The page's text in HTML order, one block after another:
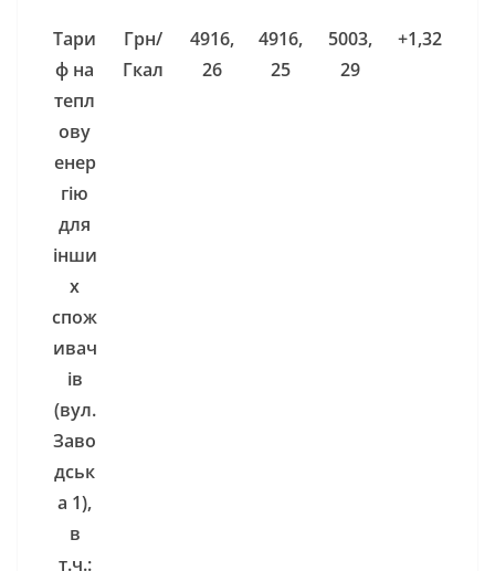
Тари
ф на
тепл
ову
енер
гію
для
інши
х
спож
ивач
ів
(вул.
Заво
дськ
а 1),
в
т.ч.:
Грн/
Гкал
4916,
26
4916,
25
5003,
29
+1,32